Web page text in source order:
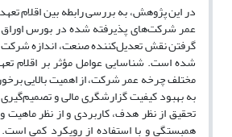
در این پژوهش، به بررسی رابطه بین اقلام
عمر شرکت‌های پذیرفته شده در بورس اوراق
گرفتن نقش تعدیل‌کننده صنعت، اندازه
شده است. شناسایی عوامل مؤثر بر اقلام
مختلف چرخه عمر شرکت، از اهمیت بالایی
به بهبود کیفیت گزارشگری مالی و
تحقیق از نظر هدف، کاربردی و از نظر
همبستگی و با استفاده از رویکرد کمی است.